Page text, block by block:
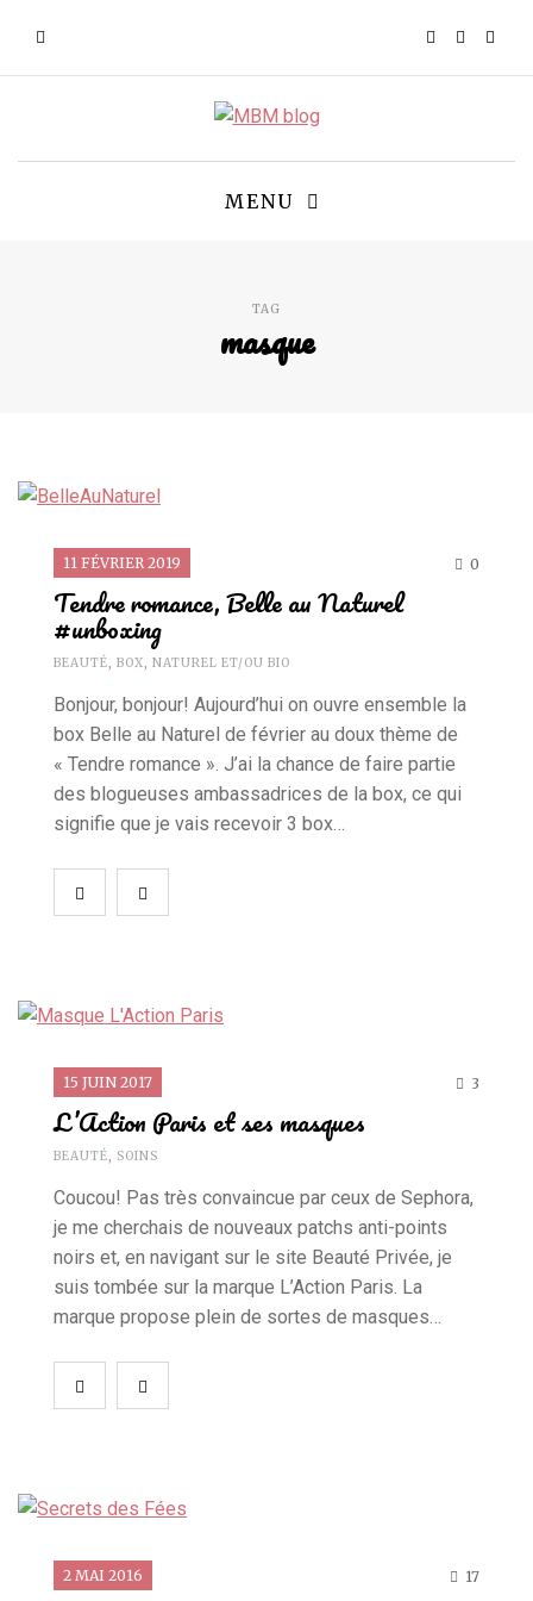
MENU
TAG
masque
11 FÉVRIER 2019 0
Tendre romance, Belle au Naturel
#unboxing
BEAUTÉ BOX NATUREL ET/OU BIO
Bonjour, bonjour! Aujourd’hui on ouvre ensemble la
box Belle au Naturel de février au doux thème de
« Tendre romance ». J’ai la chance de faire partie
des blogueuses ambassadrices de la box, ce qui
signifie que je vais recevoir 3 box…
15 JUIN 2017 3
L’Action Paris et ses masques
BEAUTÉ, SOINS
Coucou! Pas très convaincue par ceux de Sephora,
je me cherchais de nouveaux patchs anti-points
noirs et, en navigant sur le site Beauté Privée, je
suis tombée sur la marque L’Action Paris. La
marque propose plein de sortes de masques…
2 MAI 2016 17